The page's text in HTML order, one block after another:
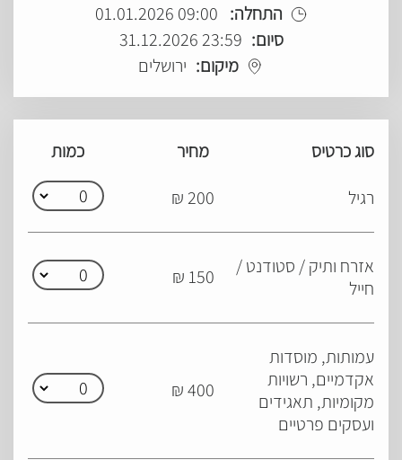
התחלה: 09:00 01.01.2026
סיום: 23:59 31.12.2026
מיקום: ירושלים
סוג כרטיס מחיר
כמות
רגיל
200 ₪
אזרח ותיק / סטודנט /
חייל
150 ₪
עמותות, מוסדות
אקדמיים, רשויות
מקומיות, תאגידים
ועסקים פרטיים
400 ₪